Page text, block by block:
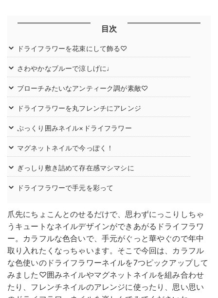
目次
ドライフラワーを花束にして飾る♡
さわやかなブルーで涼しげに♩
ブローチみたいなアンティーク調が素敵♡
ドライフラワーを丸フレンチにアレンジ
ぷっくり囲みネイル×ドライフラワー
マグネットネイルで今っぽく！
ぎっしり敷き詰めて存在感マシマシに
ドライフラワーで手元を彩って
爪先にちょこんとのせるだけで、思わずにっこりしちゃ
うキュートなネイルデザインができあがるドライフラワ
ー。カラフルな色合いで、手元がぐっと華やぐので年中
取り入れたくなっちゃいます。そこで今回は、カラフル
な色使いのドライフラワーネイルを7つピックアップして
みました♡囲みネイルやマグネットネイルを組み合わせ
たり、フレンチネイルのアレンジに使ったり、思い思い